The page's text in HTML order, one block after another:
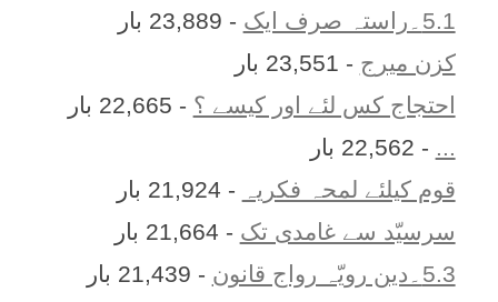
5.1۔راستہ صرف ایک
- 23,889 بار
کزن ميرج - 23,551 بار
احتجاج کس لئے اور کیسے ؟ - 22,665 بار
... - 22,562 بار
قوم کیلئے لمحہ فکریہ
- 21,924 بار
سرسیّد سے غامدی تک - 21,664 بار
5.3۔دین رویّہ رواج قانون
- 21,439 بار